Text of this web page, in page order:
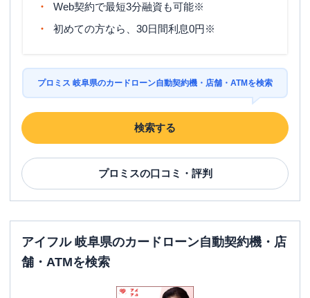
Web契約で最短3分融資も可能※
初めての方なら、30日間利息0円※
プロミス 岐阜県のカードローン自動契約機・店舗・ATMを検索
検索する
プロミスの口コミ・評判
アイフル 岐阜県のカードローン自動契約機・店
舗・ATMを検索